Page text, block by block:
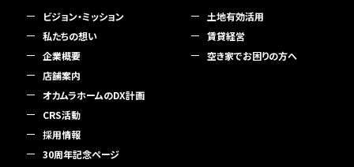
ビジョン・ミッション
私たちの想い
企業概要
店舗案内
オカムラホームのDX計画
CRS活動
採用情報
30周年記念ページ
土地有効活用
賃貸経営
空き家でお困りの方へ